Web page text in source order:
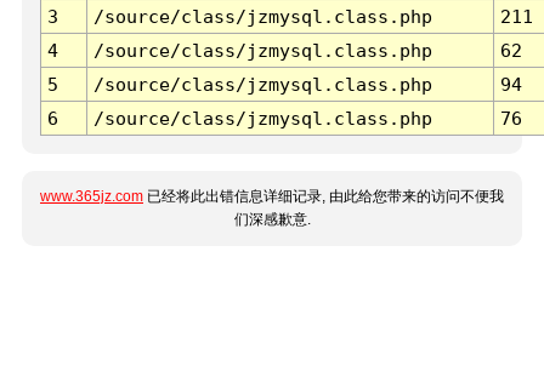
3 /source/class/jzmysql.class.php
211
4
/source/class/jzmysql.class.php
62
5
/source/class/jzmysql.class.php
94
6
/source/class/jzmysql.class.php 76
www.365jz.com 已经将此出错信息详细记录, 由此给您带来的访问不便我
们深感歉意.